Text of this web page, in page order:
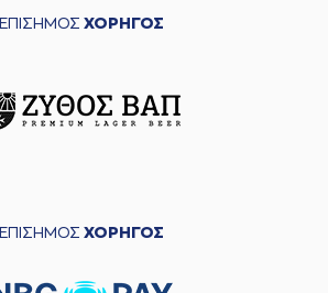
ΕΠΙΣΗΜΟΣ ΧΟΡΗΓΟΣ
ΕΠΙΣΗΜΟΣ ΧΟΡΗΓΟΣ